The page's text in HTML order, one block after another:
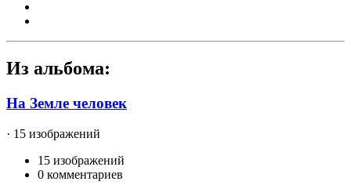
Из альбома:
На Земле человек
· 15 изображений
15 изображений
0 комментариев